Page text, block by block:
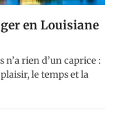
en Louisiane
rien d’un caprice :
le temps et la